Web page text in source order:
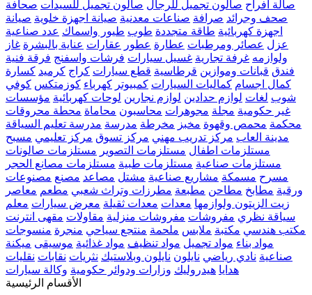
صالة افراح صالون تجميل للرجال صالون تجميل للسيدات صحافة
صحف وجرائد صرافة صناعات معدنية صيانة اجهزة خلوية صيانة
اجهزة كهربائية طاقة متجددة طوب طيور واسماك عدد صناعية
عزل عصائر ومرطبات عطارة عطور عقارات عناية بالبشرة غاز
ولوازمه غرفة تجارية غسيل سيارات فرشات واسفنج فرقة فنية
فندق قبانات وموازين قرطاسية قطع سيارات كراج كرميد كسارة
كمال اجسام كماليات السيارات كمبيوتر كهرباء كوزمتكس كوفي
شوب لغات لوازم حدادين لوازم نجارين لوحات كهربائية مؤسسات
غير حكومية مجلة مجوهرات محاسبون محاماة محطة محروقات
محكمة محمص وقهوة مخبز مخرطة مدرسة مدرسة تعليم السياقة
مدينة العاب مركز تدريب مهني مركز تسوق مركز تعليمي مسبح
مستلزمات اطفال مستلزمات التصوير مستلزمات صالونات
مستلزمات صناعية مستلزمات طبية مستلزمات مصانع الحجر
مسرح مسمكة مشاريع صناعية مشتل مصاعد مصنع مصنوعات
ورقية مطابخ مطاحن مطبعة مطرزات وتراث شعبي مطعم معاصر
زيت الزيتون ولوازمها معدات معدات ثقيلة معرض سيارات معلم
سياقة نظري مفروشات مفروشات منزلية مقاولات مقهى انترنت
مكتب هندسي مكتبة ملابس ملحمة منتجع سياحي منجرة منسوجات
مواد بناء مواد تجميل مواد تنظيف مواد غذائية موسيقى ميكنة
صناعية نادي رياضي نايلون نايلون وبلاستيك نثريات نقابات نقليات
هدايا هيدروليك وزارات ودوائر حكومية وكالة سيارات
الأقسام الرئيسية